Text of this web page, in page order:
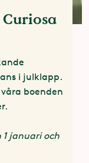
i julklapp.
boenden
januari och